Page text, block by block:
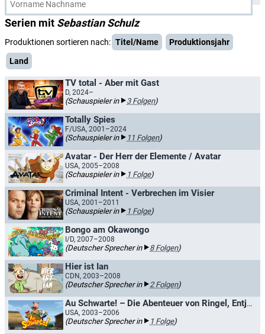
Serien mit Sebastian Schulz
Produktionen sortieren nach: Titel/Name
Produktionsjahr
Land
TV total - Aber mit Gast
D, 2024–
(Schauspieler in 3 Folgen)
Totally Spies
F/USA, 2001–2024
(Schauspieler in 11 Folgen)
Avatar - Der Herr der Elemente / Avatar
USA, 2005–2008
(Schauspieler in 1 Folge)
Criminal Intent - Verbrechen im Visier
USA, 2001–2011
(Schauspieler in 1 Folge)
Bongo am Okawongo
I/D, 2007–2008
(Deutscher Sprecher in 8 Folgen)
Hier ist Ian
CDN, 2003–2008
(Deutscher Sprecher in 2 Folgen)
Au Schwarte! – Die Abenteuer von Ringel, Entje und Hörnchen
USA, 2003–2006
(Deutscher Sprecher in 1 Folge)